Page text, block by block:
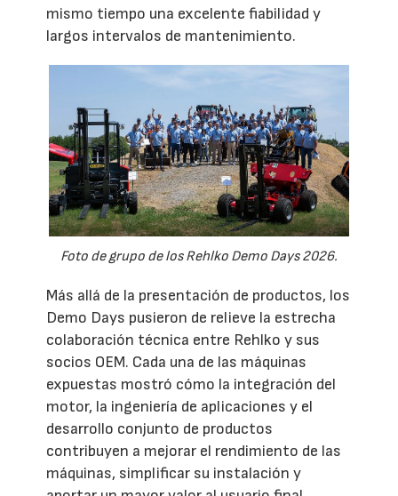
mismo tiempo una excelente fiabilidad y
largos intervalos de mantenimiento.
Foto de grupo de los Rehlko Demo Days 2026.
Más allá de la presentación de productos, los
Demo Days pusieron de relieve la estrecha
colaboración técnica entre Rehlko y sus
socios OEM. Cada una de las máquinas
expuestas mostró cómo la integración del
motor, la ingeniería de aplicaciones y el
desarrollo conjunto de productos
contribuyen a mejorar el rendimiento de las
máquinas, simplificar su instalación y